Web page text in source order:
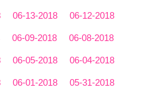
06-13-2018 06-12-2018
06-09-2018 06-08-2018
06-05-2018 06-04-2018
06-01-2018 05-31-2018